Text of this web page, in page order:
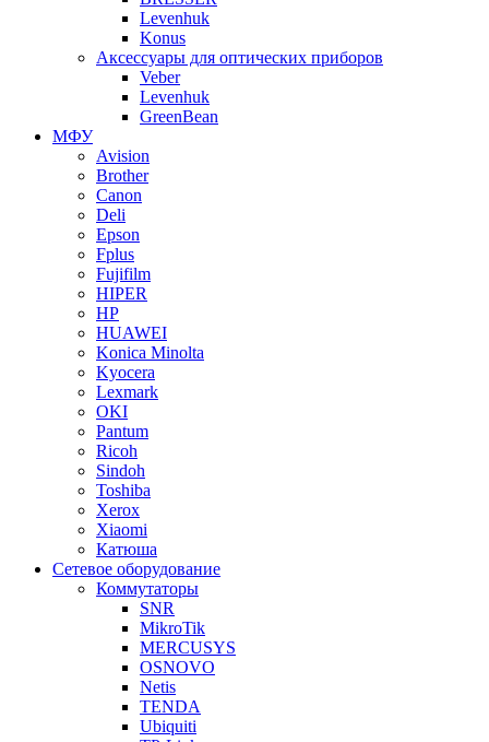
Levenhuk
Konus
Аксессуары для оптических приборов
Veber
Levenhuk
GreenBean
МФУ
Avision
Brother
Canon
Deli
Epson
Fplus
Fujifilm
HIPER
HP
HUAWEI
Konica Minolta
Kyocera
Lexmark
OKI
Pantum
Ricoh
Sindoh
Toshiba
Xerox
Xiaomi
Катюша
Сетевое оборудование
Коммутаторы
SNR
MikroTik
MERCUSYS
OSNOVO
Netis
TENDA
Ubiquiti